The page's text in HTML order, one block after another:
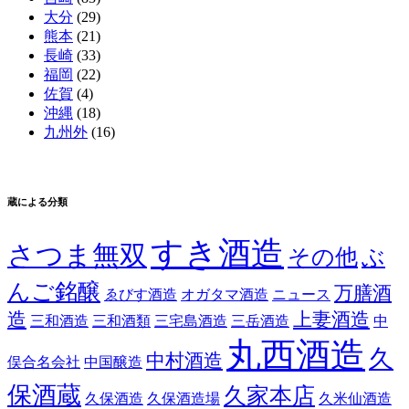
大分 (29)
熊本 (21)
長崎 (33)
福岡 (22)
佐賀 (4)
沖縄 (18)
九州外 (16)
蔵による分類
さつま無双 すき酒造 その他ぶ
んご銘醸 ゑびす酒造 オガタマ酒造 ニュース 万膳酒
造 三和酒造 三和酒類 三宅島酒造 三岳酒造 上妻酒造 中
俣合名会社 中国醸造 中村酒造 丸西酒造 久
保酒蔵 久保酒造 久保酒造場 久家本店 久米仙酒造